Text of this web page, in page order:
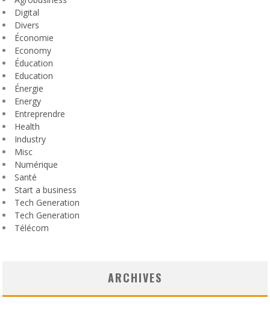
Digital
Divers
Économie
Economy
Éducation
Education
Énergie
Energy
Entreprendre
Health
Industry
Misc
Numérique
Santé
Start a business
Tech Generation
Tech Generation
Télécom
ARCHIVES